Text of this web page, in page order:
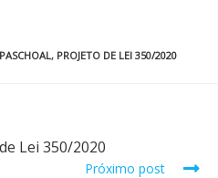
, PROJETO DE LEI 350/2020
Lei 350/2020
Próximo post